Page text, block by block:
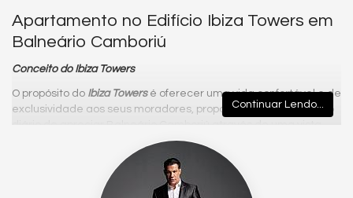
Apartamento no Edifício Ibiza Towers em
Balneário Camboriú
Conceito do Ibiza Towers
O propósito do Ibiza Towersé oferecer uma vida confortável e de
exclusividade aos seus moradores, proporcionando o privilégio
diário de apreciar Balneário Camboriú através de uma vista
panorâmica da orla da cidade.
Se você busca desfrutar de toda exclusividade que Balneário
oferece, os apartamentos à venda frente mar são com certeza
Continuar Lendo...